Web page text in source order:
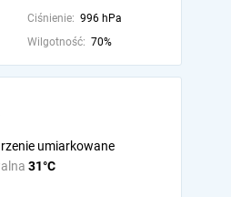
Ciśnienie: 996 hPa
Wilgotność: 70%
31°C
umiarkowane